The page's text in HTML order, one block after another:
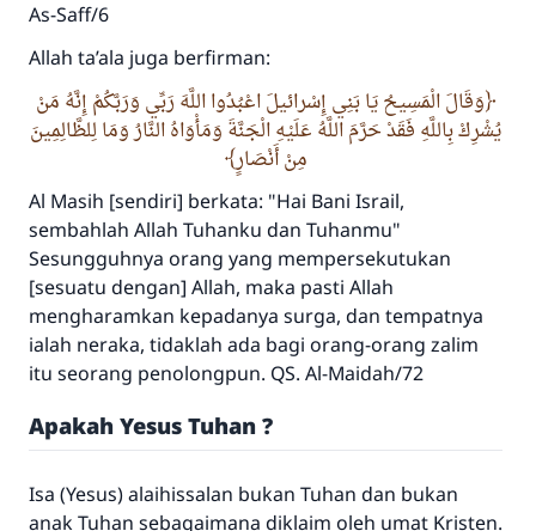
As-Saff/6
Allah ta’ala juga berfirman:
وَقَالَ الْمَسِيحُ يَا بَنِي إِسْرائيلَ اعْبُدُوا اللَّهَ رَبِّي وَرَبَّكُمْ إِنَّهُ مَنْ
يُشْرِكْ بِاللَّهِ فَقَدْ حَرَّمَ اللَّهُ عَلَيْهِ الْجَنَّةَ وَمَأْوَاهُ النَّارُ وَمَا لِلظَّالِمِينَ
مِنْ أَنْصَارٍ
Al Masih [sendiri] berkata: "Hai Bani Israil,
sembahlah Allah Tuhanku dan Tuhanmu"
Sesungguhnya orang yang mempersekutukan
[sesuatu dengan] Allah, maka pasti Allah
mengharamkan kepadanya surga, dan tempatnya
ialah neraka, tidaklah ada bagi orang-orang zalim
itu seorang penolongpun. QS. Al-Maidah/72
Apakah Yesus Tuhan ?
Isa (Yesus) alaihissalan bukan Tuhan dan bukan
anak Tuhan sebagaimana diklaim oleh umat Kristen.